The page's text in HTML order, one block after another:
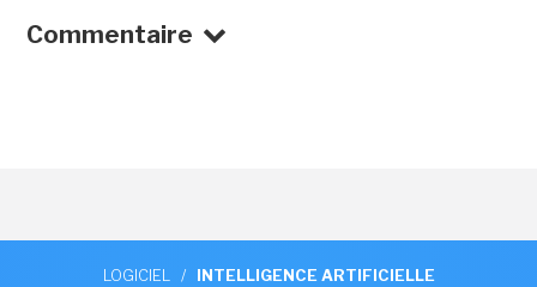
Commentaire
LOGICIEL / INTELLIGENCE ARTIFICIELLE